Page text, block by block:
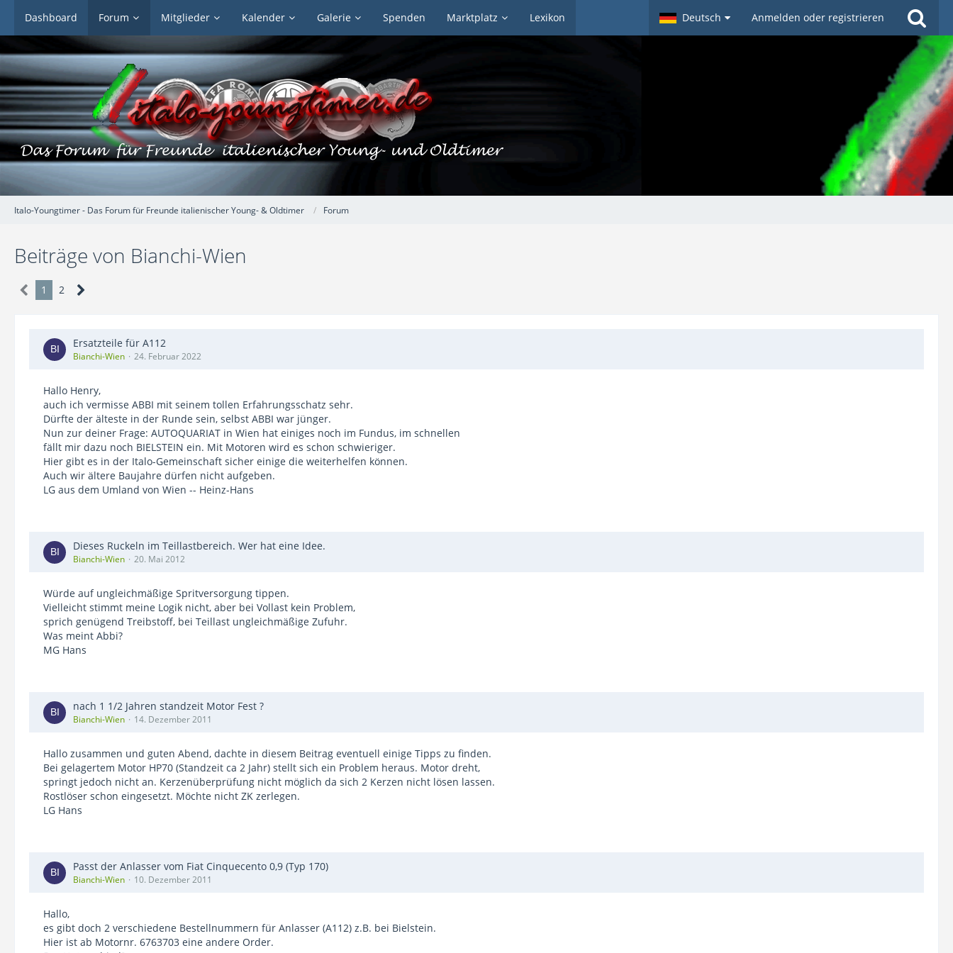
Dashboard Forum Mitglieder Kalender Galerie Spenden Marktplatz Lexikon Deutsch Anmelden oder registrieren
Italo-Youngtimer - Das Forum für Freunde italienischer Young- & Oldtimer Forum
Beiträge von Bianchi-Wien
1 2
Ersatzteile für A112
Bianchi-Wien 24. Februar 2022
Hallo Henry,
auch ich vermisse ABBI mit seinem tollen Erfahrungsschatz sehr.
Dürfte der älteste in der Runde sein, selbst ABBI war jünger.
Nun zur deiner Frage: AUTOQUARIAT in Wien hat einiges noch im Fundus, im schnellen
fällt mir dazu noch BIELSTEIN ein. Mit Motoren wird es schon schwieriger.
Hier gibt es in der Italo-Gemeinschaft sicher einige die weiterhelfen können.
Auch wir ältere Baujahre dürfen nicht aufgeben.
LG aus dem Umland von Wien -- Heinz-Hans
Dieses Ruckeln im Teillastbereich. Wer hat eine Idee.
Bianchi-Wien 20. Mai 2012
Würde auf ungleichmäßige Spritversorgung tippen.
Vielleicht stimmt meine Logik nicht, aber bei Vollast kein Problem,
sprich genügend Treibstoff, bei Teillast ungleichmäßige Zufuhr.
Was meint Abbi?
MG Hans
nach 1 1/2 Jahren standzeit Motor Fest ?
Bianchi-Wien 14. Dezember 2011
Hallo zusammen und guten Abend, dachte in diesem Beitrag eventuell einige Tipps zu finden.
Bei gelagertem Motor HP70 (Standzeit ca 2 Jahr) stellt sich ein Problem heraus. Motor dreht,
springt jedoch nicht an. Kerzenüberprüfung nicht möglich da sich 2 Kerzen nicht lösen lassen.
Rostlöser schon eingesetzt. Möchte nicht ZK zerlegen.
LG Hans
Passt der Anlasser vom Fiat Cinquecento 0,9 (Typ 170)
Bianchi-Wien 10. Dezember 2011
Hallo,
es gibt doch 2 verschiedene Bestellnummern für Anlasser (A112) z.B. bei Bielstein.
Hier ist ab Motornr. 6763703 eine andere Order.